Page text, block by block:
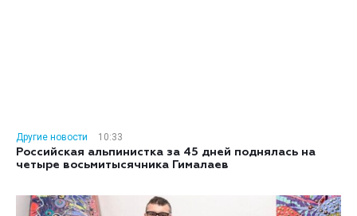
Другие новости
10:33
Российская альпинистка за 45 дней поднялась на
четыре восьмитысячника Гималаев